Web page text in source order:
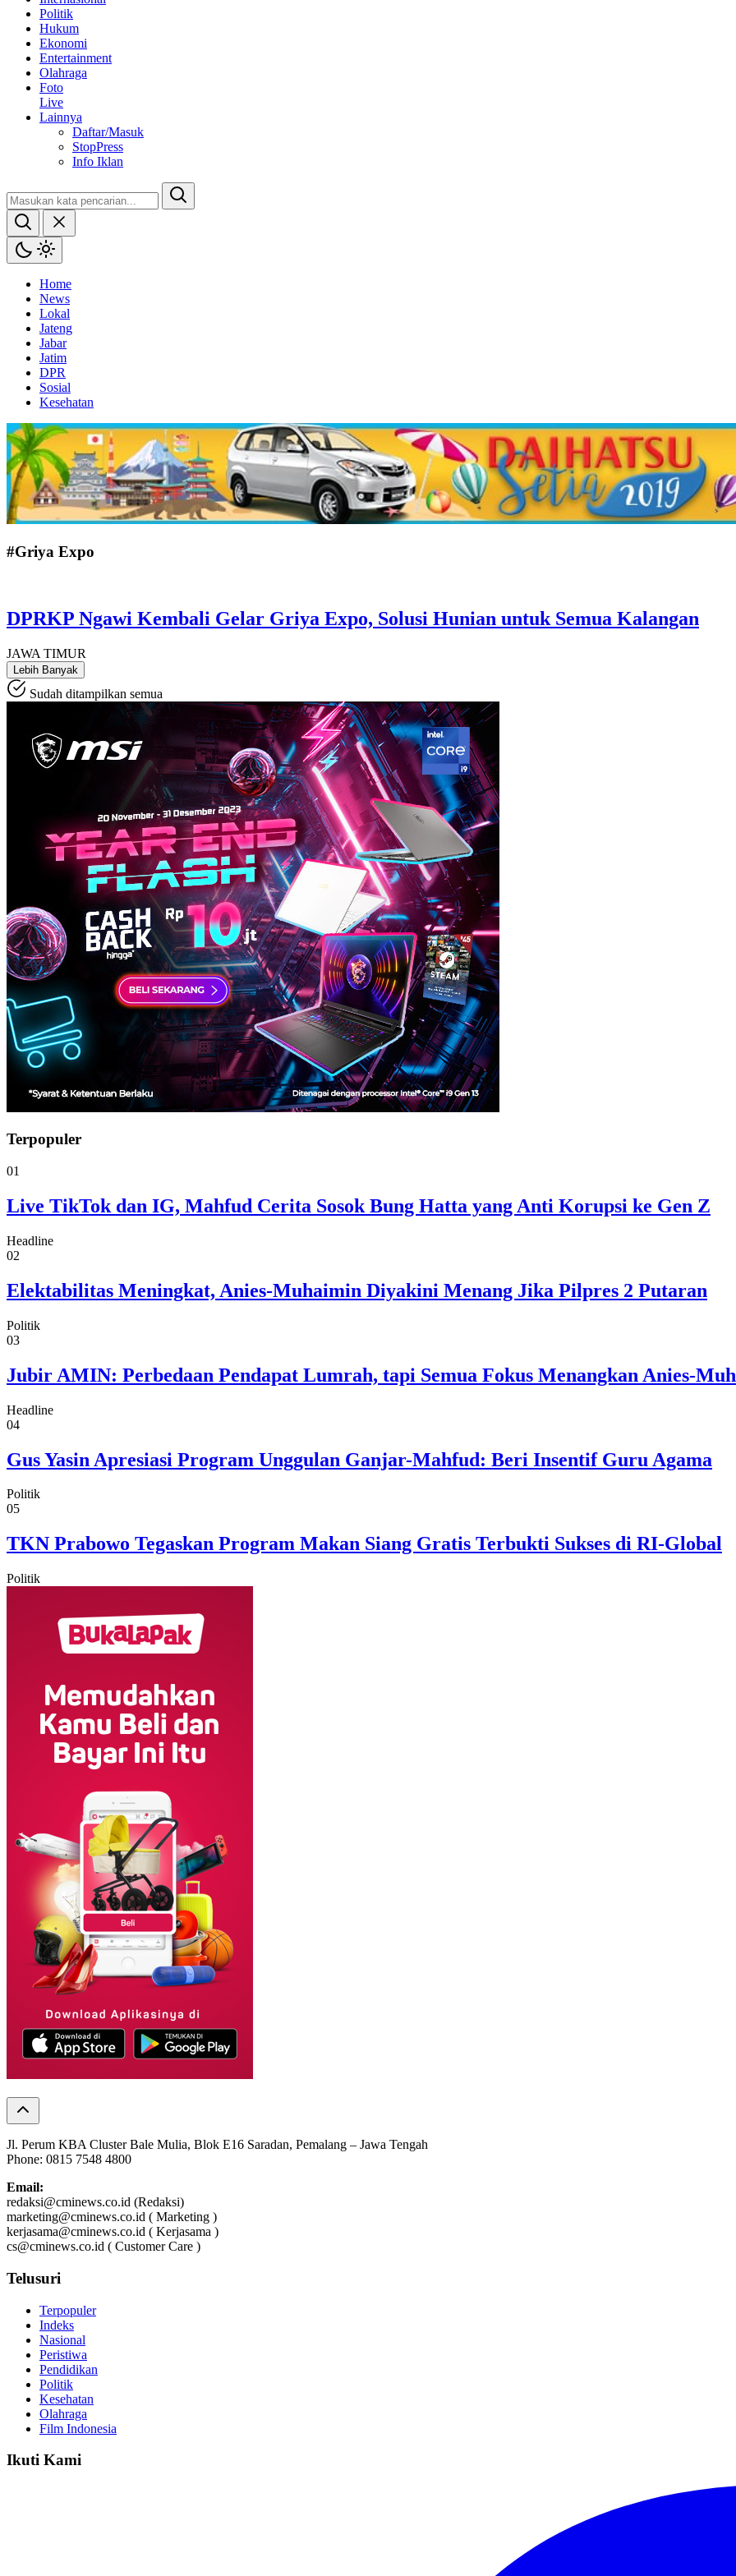
Politik
Hukum
Ekonomi
Entertainment
Olahraga
Foto
Live
Lainnya
Daftar/Masuk
StopPress
Info Iklan
Home
News
Lokal
Jateng
Jabar
Jatim
DPR
Sosial
Kesehatan
#Griya Expo
DPRKP Ngawi Kembali Gelar Griya Expo, Solusi Hunian untuk Semua Kalangan
JAWA TIMUR
Lebih Banyak
Sudah ditampilkan semua
Terpopuler
01
Live TikTok dan IG, Mahfud Cerita Sosok Bung Hatta yang Anti Korupsi ke Gen Z
Headline
02
Elektabilitas Meningkat, Anies-Muhaimin Diyakini Menang Jika Pilpres 2 Putaran
Politik
03
Jubir AMIN: Perbedaan Pendapat Lumrah, tapi Semua Fokus Menangkan Anies-
Headline
04
Gus Yasin Apresiasi Program Unggulan Ganjar-Mahfud: Beri Insentif Guru Agama
Politik
05
TKN Prabowo Tegaskan Program Makan Siang Gratis Terbukti Sukses di RI-Global
Politik
Jl. Perum KBA Cluster Bale Mulia, Blok E16 Saradan, Pemalang – Jawa Tengah
Phone: 0815 7548 4800
Email:
redaksi@cminews.co.id (Redaksi)
marketing@cminews.co.id ( Marketing )
kerjasama@cminews.co.id ( Kerjasama )
cs@cminews.co.id ( Customer Care )
Telusuri
Terpopuler
Indeks
Nasional
Peristiwa
Pendidikan
Politik
Kesehatan
Olahraga
Film Indonesia
Ikuti Kami